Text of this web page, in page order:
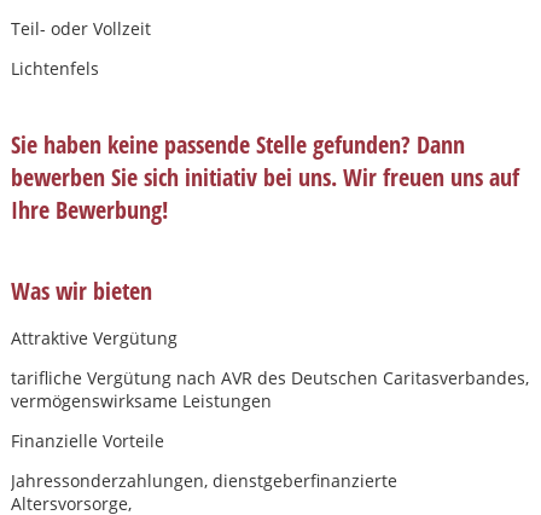
Teil- oder Vollzeit
Lichtenfels
Sie haben keine passende Stelle gefunden? Dann
bewerben Sie sich initiativ bei uns. Wir freuen uns auf
Ihre Bewerbung!
Was wir bieten
Attraktive Vergütung
tariﬂiche Vergütung nach AVR des Deutschen Caritasverbandes,
vermögenswirksame Leistungen
Finanzielle Vorteile
Jahressonderzahlungen, dienstgeberﬁnanzierte
Altersvorsorge,